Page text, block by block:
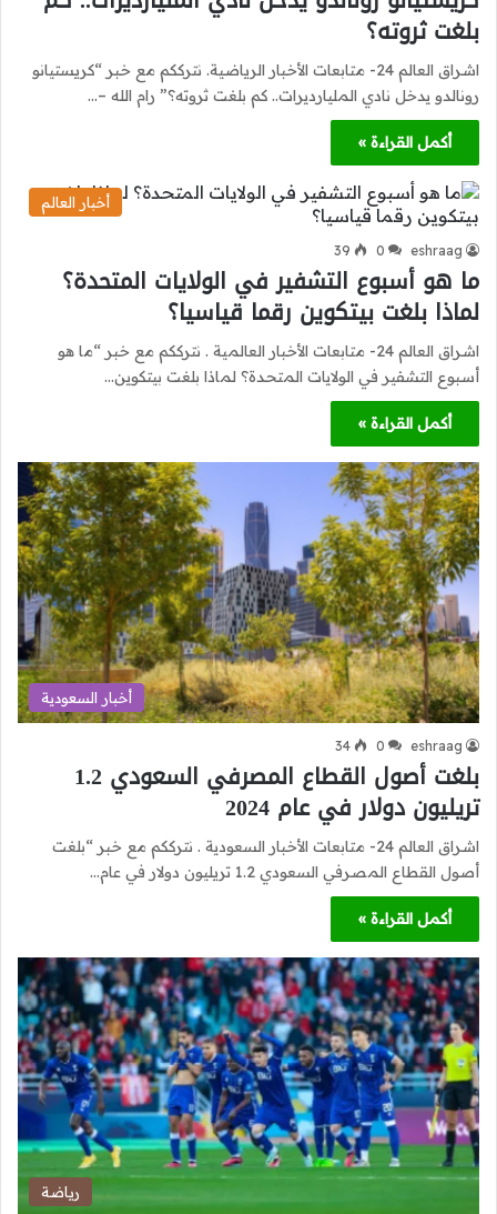
بلغت ثروته؟
اشراق العالم 24- متابعات الأخبار الرياضية. نترككم مع خبر “كريستيانو
رونالدو يدخل نادي المليارديرات.. كم بلغت ثروته؟” رام الله –…
أكمل القراءة »
أخبار العالم
eshraag
0
39
ما هو أسبوع التشفير في الولايات المتحدة؟
لماذا بلغت بيتكوين رقما قياسيا؟
اشراق العالم 24- متابعات الأخبار العالمية . نترككم مع خبر “ما هو
أسبوع التشفير في الولايات المتحدة؟ لماذا بلغت بيتكوين…
أكمل القراءة »
أخبار السعودية
eshraag
0
34
بلغت أصول القطاع المصرفي السعودي 1.2
تريليون دولار في عام 2024
اشراق العالم 24- متابعات الأخبار السعودية . نترككم مع خبر “بلغت
أصول القطاع المصرفي السعودي 1.2 تريليون دولار في عام…
أكمل القراءة »
رياضة